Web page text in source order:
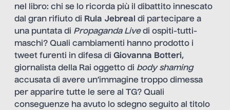
nel libro: chi se lo ricorda più il dibattito innescato
dal gran rifiuto di Rula Jebreal di partecipare a
una puntata di Propaganda Livedi ospiti-tutti-
maschi? Quali cambiamenti hanno prodotto i
tweet furenti in difesa di Giovanna Botteri,
giornalista della Rai oggetto di body shaming
accusata di avere un’immagine troppo dimessa
per apparire tutte le sere al TG? Quali
conseguenze ha avuto lo sdegno seguito al titolo